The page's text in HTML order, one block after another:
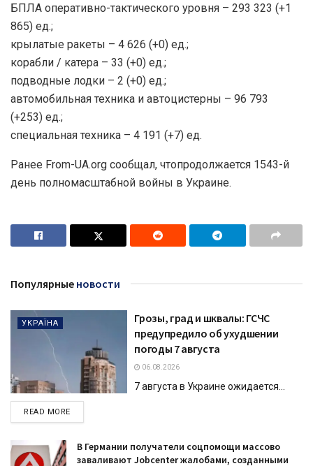
БПЛА оперативно-тактического уровня – 293 323 (+1
865) ед.;
крылатые ракеты – 4 626 (+0) ед.;
корабли / катера – 33 (+0) ед.;
подводные лодки – 2 (+0) ед.;
автомобильная техника и автоцистерны – 96 793
(+253) ед.;
специальная техника – 4 191 (+7) ед.
Ранее From-UA.org сообщал, чтопродолжается 1543-й
день полномасштабной войны в Украине.
Популярные новости
УКРАЇНА
Грозы, град и шквалы: ГСЧС
предупредило об ухудшении
погоды 7 августа
06.08.2026
7 августа в Украине ожидается...
READ MOREDETAILS
В Германии получатели соцпомощи массово
заваливают Jobcenter жалобами, созданными